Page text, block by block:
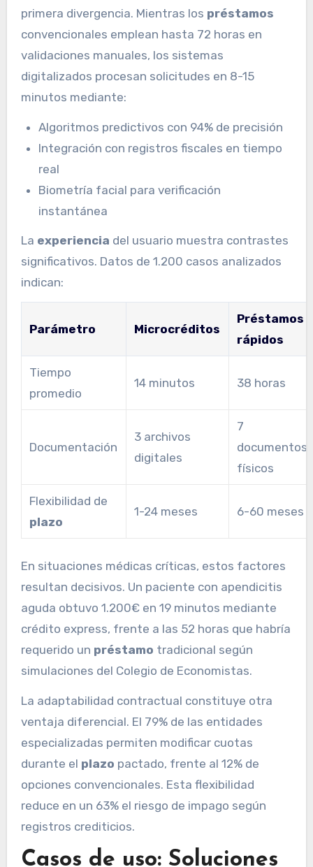
primera divergencia. Mientras los préstamos
convencionales emplean hasta 72 horas en
validaciones manuales, los sistemas
digitalizados procesan solicitudes en 8-15
minutos mediante:
Algoritmos predictivos con 94% de precisión
Integración con registros fiscales en tiempo
real
Biometría facial para verificación
instantánea
La experiencia del usuario muestra contrastes
significativos. Datos de 1.200 casos analizados
indican:
Parámetro Microcréditos
Préstamos
rápidos
Tiempo
promedio
14 minutos 38 horas
Documentación
3 archivos
digitales
7
documentos
físicos
Flexibilidad de
plazo
1-24 meses 6-60 meses
En situaciones médicas críticas, estos factores
resultan decisivos. Un paciente con apendicitis
aguda obtuvo 1.200€ en 19 minutos mediante
crédito express, frente a las 52 horas que habría
requerido un préstamo tradicional según
simulaciones del Colegio de Economistas.
La adaptabilidad contractual constituye otra
ventaja diferencial. El 79% de las entidades
especializadas permiten modificar cuotas
durante el plazo pactado, frente al 12% de
opciones convencionales. Esta flexibilidad
reduce en un 63% el riesgo de impago según
registros crediticios.
Casos de uso: Soluciones